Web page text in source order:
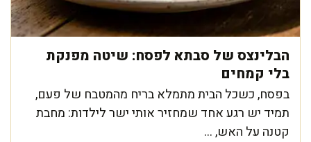
הבלינצס של סבתא לפסח: שיטה מפנקת
בלי קמחים
בפסח, כשכל הבית מתמלא בריח מהמטבח של פעם,
תמיד יש רגע אחד שמחזיר אותי ישר לילדות: מחבת
קטנה על האש, ...